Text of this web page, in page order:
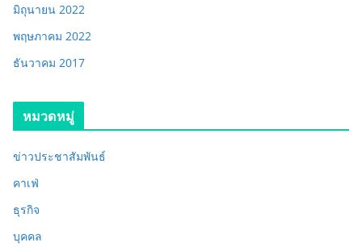
มิถุนายน 2022
พฤษภาคม 2022
ธันวาคม 2017
หมวดหมู่
ข่าวประชาสัมพันธ์
คาเฟ่
ธุรกิจ
บุคคล